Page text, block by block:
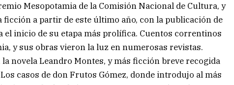
Mesopotamia de la Comisión Nacional de Cultura, y
ficción a partir de este último año, con la publicación de
inicio de su etapa más prolífica. Cuentos correntinos
y sus obras vieron la luz en numerosas revistas.
novela Leandro Montes, y más ficción breve recogida
casos de don Frutos Gómez, donde introdujo al más